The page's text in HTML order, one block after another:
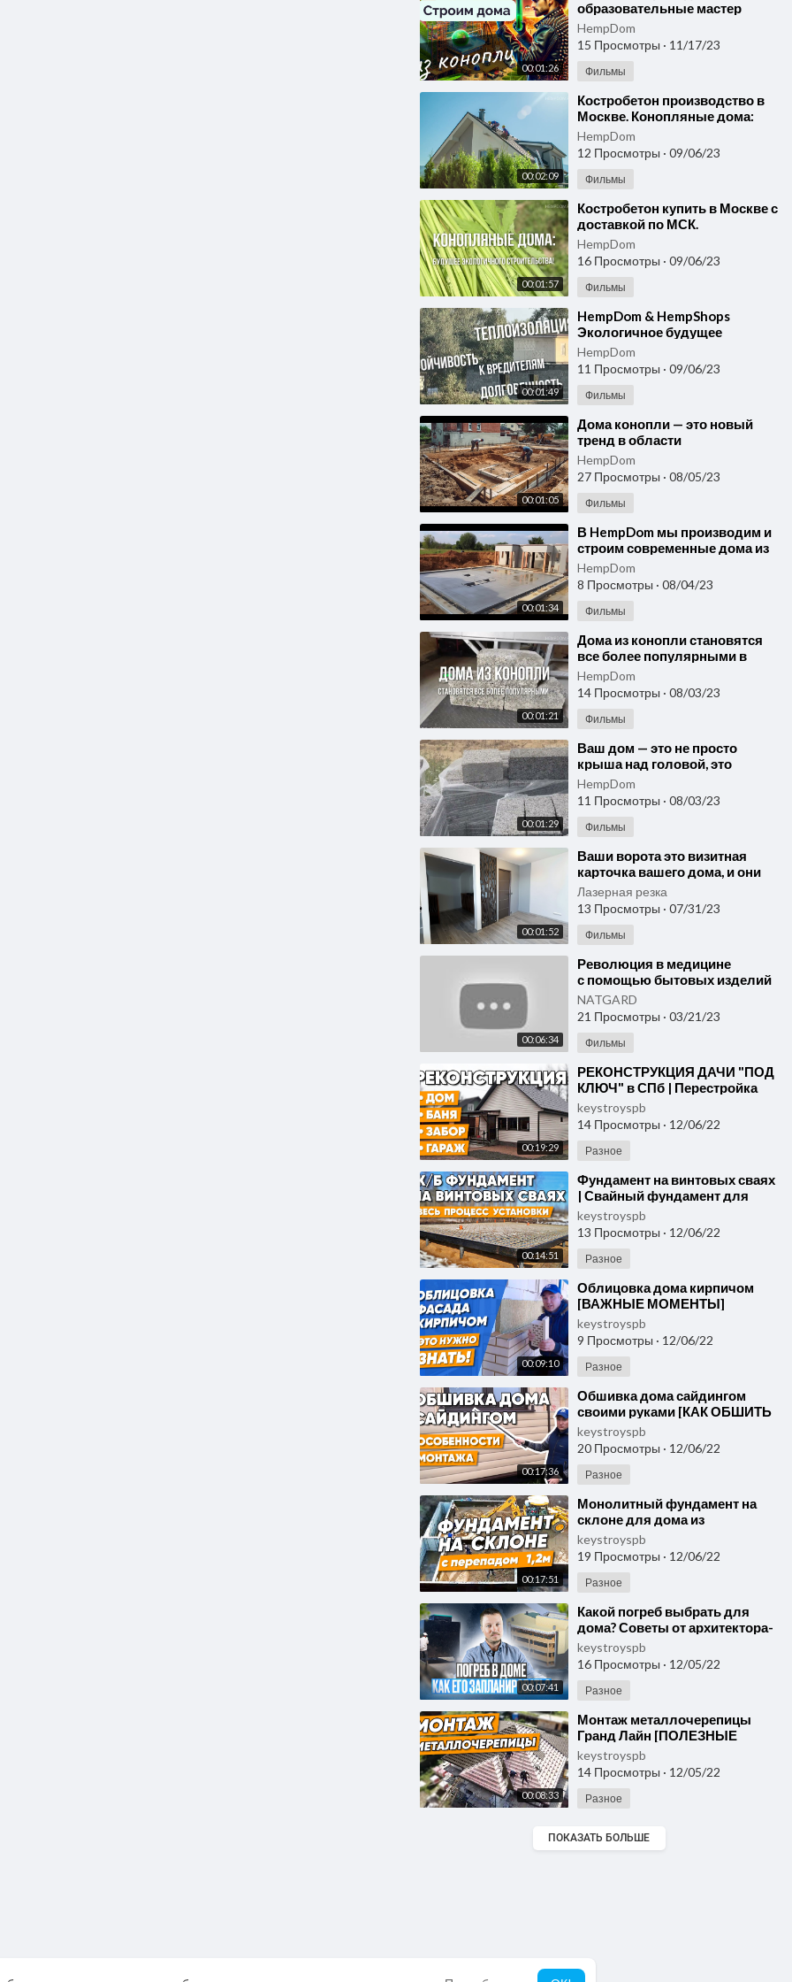
00:01:26
образовательные мастер
классы по приготовлению
блюд из конопли. Строим
дома.
HempDom
15 Просмотры · 11/17/23
Фильмы
00:02:09
⁣Костробетон производство в
Москве. Конопляные дома:
Сочетание экологии,
комфорта и инноваций!
HempDom
12 Просмотры · 09/06/23
Фильмы
00:01:57
⁣Костробетон купить в Москве с
доставкой по МСК.
Конопляные дома: Будущее
экологичного строительства!
HempDom
16 Просмотры · 09/06/23
Фильмы
00:01:49
⁣HempDom & HempShops
Экологичное будущее
начинается с вашего дома!
HempDom
11 Просмотры · 09/06/23
Фильмы
00:01:05
⁣Дома конопли — это новый
тренд в области
экологического
строительства! hempshops.biz
HempDom
27 Просмотры · 08/05/23
Фильмы
00:01:34
⁣В HempDom мы производим и
строим современные дома из
конопли
HempDom
8 Просмотры · 08/04/23
Фильмы
00:01:21
⁣Дома из конопли становятся
все более популярными в
современном мире благодаря
их экологичности!
HempDom
14 Просмотры · 08/03/23
Фильмы
00:01:29
⁣Ваш дом — это не просто
крыша над головой, это
инвестиция в будущее!
hempdom.ru
HempDom
11 Просмотры · 08/03/23
Фильмы
00:01:52
⁣Ваши ворота это визитная
карточка вашего дома, и они
должны быть столь же
уникальными, как и вы!
Лазерная резка
13 Просмотры · 07/31/23
Фильмы
00:06:34
⁣Революция в медицине
с помощью бытовых изделий
для дома от Artrade
NATGARD
21 Просмотры · 03/21/23
Фильмы
00:19:29
⁣РЕКОНСТРУКЦИЯ ДАЧИ "ПОД
КЛЮЧ" в СПб | Перестройка
дома и ремонт бани |
Реконструкция старо
keystroyspb
14 Просмотры · 12/06/22
Разное
00:14:51
⁣Фундамент на винтовых сваях
| Свайный фундамент для
каркасного дома | Ж/Б
монолитная плита на сваях
keystroyspb
13 Просмотры · 12/06/22
Разное
00:09:10
⁣Облицовка дома кирпичом
[ВАЖНЫЕ МОМЕНТЫ]
Отделка газобетона снаружи
кирпичной кладкой своими
руками
keystroyspb
9 Просмотры · 12/06/22
Разное
00:17:36
⁣Обшивка дома сайдингом
своими руками [КАК ОБШИТЬ
ДОМ САЙДИНГОМ?] Монтаж
фасадных панелей
keystroyspb
20 Просмотры · 12/06/22
Разное
00:17:51
⁣Монолитный фундамент на
склоне для дома из
керамических блоков | Обзор
строительства
keystroyspb
19 Просмотры · 12/06/22
Разное
00:07:41
⁣Какой погреб выбрать для
дома? Советы от архитектора-
проектировщика! Строим дом
правильно.
keystroyspb
16 Просмотры · 12/05/22
Разное
00:08:33
⁣Монтаж металлочерепицы
Гранд Лайн [ПОЛЕЗНЫЕ
СОВЕТЫ]. Кровля крыши
металлочерепицей своими
руками
keystroyspb
14 Просмотры · 12/05/22
Разное
ПОКАЗАТЬ БОЛЬШЕ